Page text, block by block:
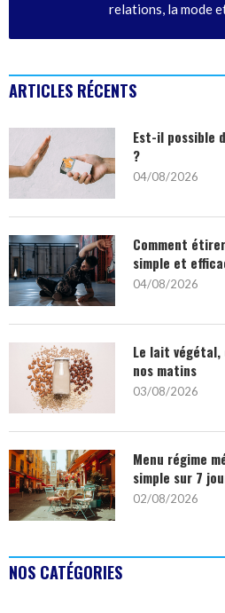
relations, la mode
ARTICLES RÉCENTS
Est-il possible
?
04/08/2026
Comment
simple et
04/08/2026
Le lait
nos matins
03/08/2026
Menu régime
simple sur 7
02/08/2026
NOS CATÉGORIES